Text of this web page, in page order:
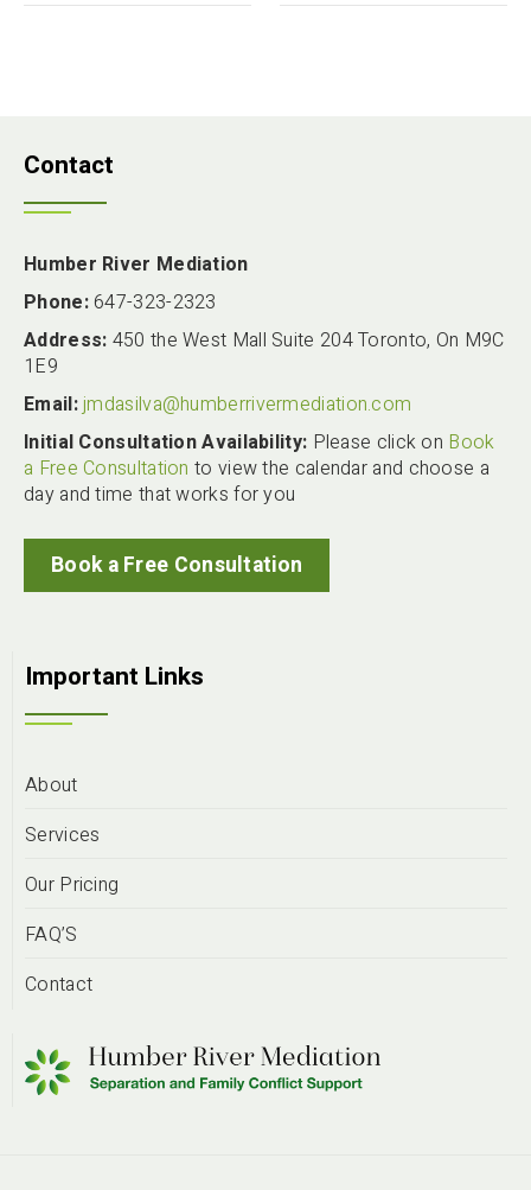
Contact
Humber River Mediation
Phone:647-323-2323
Address: 450 the West Mall Suite 204 Toronto, On M9C
1E9
Email:jmdasilva@humberrivermediation.com
Initial Consultation Availability: Please click on Book
a Free Consultation to view the calendar and choose a
day and time that works for you
Book a Free Consultation
Important Links
About
Services
Our Pricing
FAQ’S
Contact